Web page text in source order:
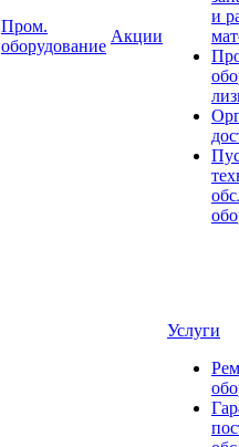
Пром.
оборудование
Акции
и
Услуги